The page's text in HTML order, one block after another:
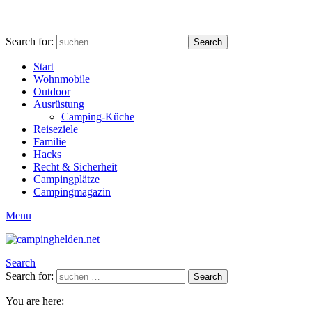
Search for: Search
Start
Wohnmobile
Outdoor
Ausrüstung
Camping-Küche
Reiseziele
Familie
Hacks
Recht & Sicherheit
Campingplätze
Campingmagazin
Menu
Search
Search for:
Search
You are here: